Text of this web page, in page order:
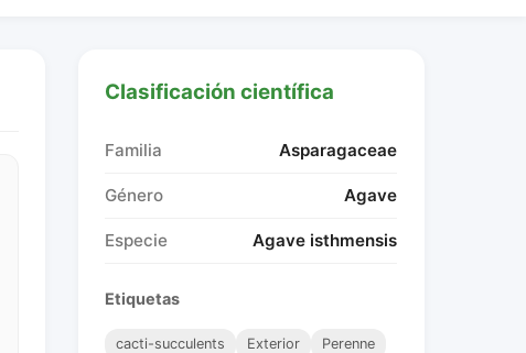
Clasificación científica
Familia Asparagaceae
Género Agave
Especie Agave isthmensis
Etiquetas
cacti-succulents Exterior
Perenne